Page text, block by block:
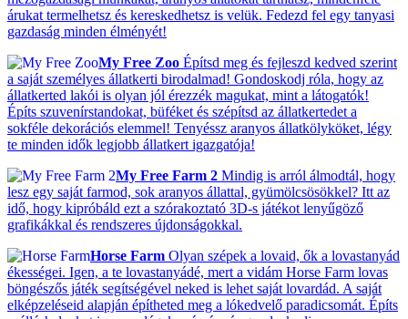
árukat termelhetsz és kereskedhetsz is velük. Fedezd fel egy tanyasi
gazdaság minden élményét!
My Free Zoo Építsd meg és fejleszd kedved szerint
a saját személyes állatkerti birodalmad! Gondoskodj róla, hogy az
állatkerted lakói is olyan jól érezzék magukat, mint a látogatók!
Építs szuvenírstandokat, büféket és szépítsd az állatkertedet a
sokféle dekorációs elemmel! Tenyéssz aranyos állatkölyköket, légy
te minden idők legjobb állatkert igazgatója!
My Free Farm 2 Mindig is arról álmodtál, hogy
lesz egy saját farmod, sok aranyos állattal, gyümölcsösökkel? Itt az
idő, hogy kipróbáld ezt a szórakoztató 3D-s játékot lenyűgöző
grafikákkal és rendszeres újdonságokkal.
Horse Farm Olyan szépek a lovaid, ők a lovastanyád
ékességei. Igen, a te lovastanyádé, mert a vidám Horse Farm lovas
böngészős játék segítségével neked is lehet saját lovardád. A saját
elképzeléseid alapján építheted meg a lókedvelő paradicsomát. Építs